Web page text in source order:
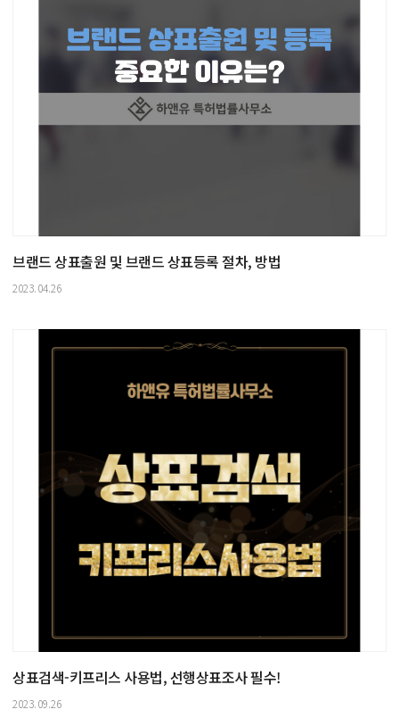
브랜드 상표출원 및 브랜드 상표등록 절차, 방법
2023.04.26
상표검색-키프리스 사용법, 선행상표조사 필수!
2023.09.26